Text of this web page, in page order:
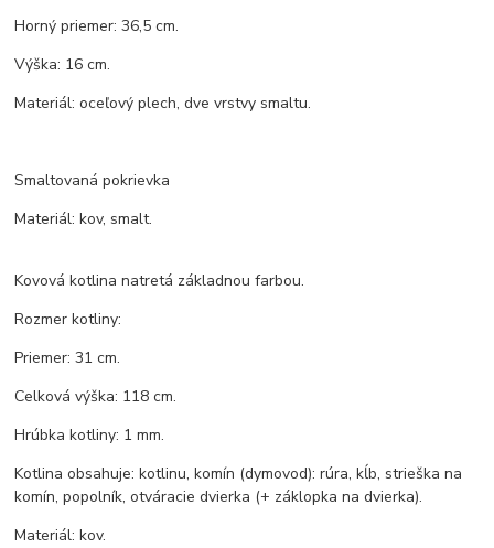
Horný priemer: 36,5 cm.
Výška: 16 cm.
Materiál: oceľový plech, dve vrstvy smaltu.
Smaltovaná pokrievka
Materiál: kov, smalt.
Kovová kotlina natretá základnou farbou.
Rozmer kotliny:
Priemer: 31 cm.
Celková výška: 118 cm.
Hrúbka kotliny: 1 mm.
Kotlina obsahuje: kotlinu, komín (dymovod): rúra, kĺb, strieška na
komín, popolník, otváracie dvierka (+ záklopka na dvierka).
Materiál: kov.